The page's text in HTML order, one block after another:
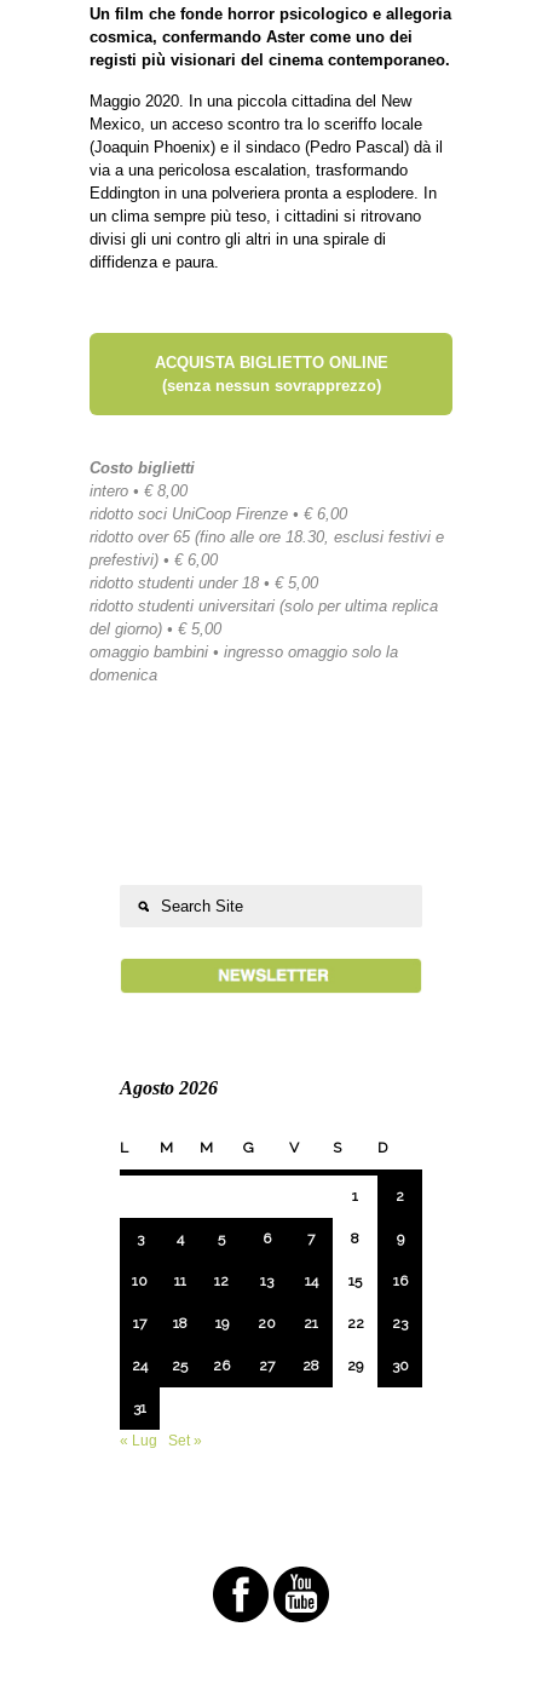
Un film che fonde horror psicologico e allegoria
cosmica, confermando Aster come uno dei
registi più visionari del cinema contemporaneo.
Maggio 2020. In una piccola cittadina del New
Mexico, un acceso scontro tra lo sceriffo locale
(Joaquin Phoenix) e il sindaco (Pedro Pascal) dà il
via a una pericolosa escalation, trasformando
Eddington in una polveriera pronta a esplodere. In
un clima sempre più teso, i cittadini si ritrovano
divisi gli uni contro gli altri in una spirale di
diffidenza e paura.
ACQUISTA BIGLIETTO ONLINE
(senza nessun sovrapprezzo)
Costo biglietti
intero • € 8,00
ridotto soci UniCoop Firenze • € 6,00
ridotto over 65 (fino alle ore 18.30, esclusi festivi e
prefestivi) • € 6,00
ridotto studenti under 18 • € 5,00
ridotto studenti universitari (solo per ultima replica
del giorno) • € 5,00
omaggio bambini • ingresso omaggio solo la
domenica
Agosto 2026
L M M G V S D
1 2
3 4 5 6 7 8 9
10 11 12 13 14 15 16
17 18 19 20 21 22 23
24 25 26 27 28 29 30
31
« Lug
Set »